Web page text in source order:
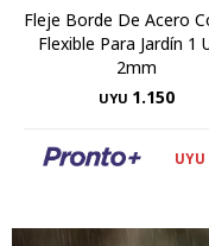
Fleje Borde De Acero
Flexible Para Jardín 1
2mm
UYU 1.150
UYU